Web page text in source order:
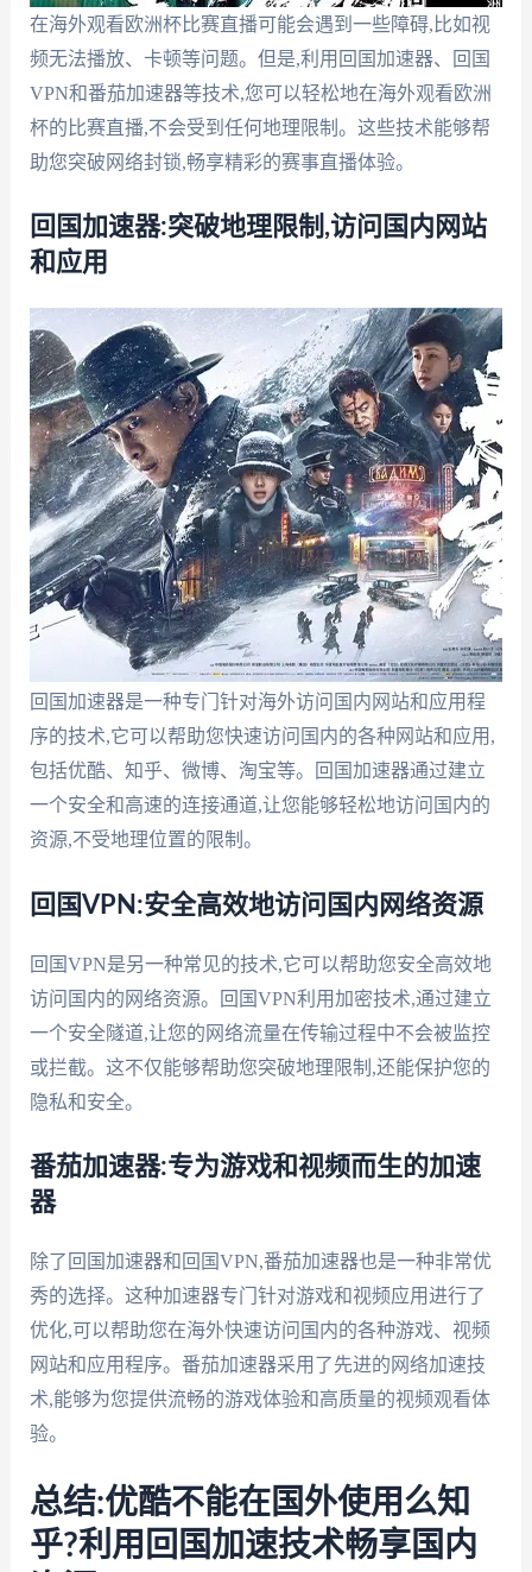
在海外观看欧洲杯比赛直播可能会遇到一些障碍,比如视
频无法播放、卡顿等问题。但是,利用回国加速器、回国
VPN和番茄加速器等技术,您可以轻松地在海外观看欧洲
杯的比赛直播,不会受到任何地理限制。这些技术能够帮
助您突破网络封锁,畅享精彩的赛事直播体验。
回国加速器:突破地理限制,访问国内网站
和应用
回国加速器是一种专门针对海外访问国内网站和应用程
序的技术,它可以帮助您快速访问国内的各种网站和应用,
包括优酷、知乎、微博、淘宝等。回国加速器通过建立
一个安全和高速的连接通道,让您能够轻松地访问国内的
资源,不受地理位置的限制。
回国VPN:安全高效地访问国内网络资源
回国VPN是另一种常见的技术,它可以帮助您安全高效地
访问国内的网络资源。回国VPN利用加密技术,通过建立
一个安全隧道,让您的网络流量在传输过程中不会被监控
或拦截。这不仅能够帮助您突破地理限制,还能保护您的
隐私和安全。
番茄加速器:专为游戏和视频而生的加速
器
除了回国加速器和回国VPN,番茄加速器也是一种非常优
秀的选择。这种加速器专门针对游戏和视频应用进行了
优化,可以帮助您在海外快速访问国内的各种游戏、视频
网站和应用程序。番茄加速器采用了先进的网络加速技
术,能够为您提供流畅的游戏体验和高质量的视频观看体
验。
总结:优酷不能在国外使用么知
乎?利用回国加速技术畅享国内